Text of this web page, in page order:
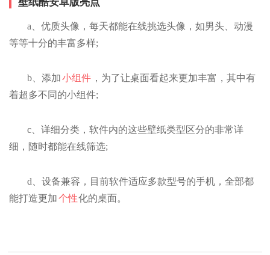
a、优质头像，每天都能在线挑选头像，如男头、动漫
等等十分的丰富多样;
b、添加小组件 ，为了让桌面看起来更加丰富，其中有
着超多不同的小组件;
c、详细分类，软件内的这些壁纸类型区分的非常详
细，随时都能在线筛选;
d、设备兼容，目前软件适应多款型号的手机，全部都
能打造更加个性化的桌面。